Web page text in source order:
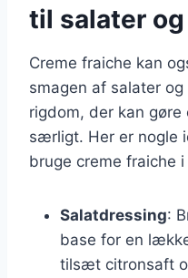
til salater
Creme fraiche kan
smagen af salater
rigdom, der kan
særligt. Her er nogle
bruge creme fraiche
Salatdressing:
base for en
tilsæt citronsaft